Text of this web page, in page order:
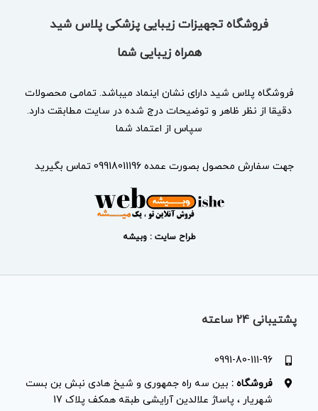
فروشگاه تجهیزات زیبایی پزشکی پلاس شید
همراه زیبایی شما
فروشگاه پلاس شید دارای نشان اینماد میباشد. تمامی محصولات
دقیقا از نظر ظاهر و توضیحات درج شده در سایت مطابقت دارد.
سپاس از اعتماد شما
جهت سفارش محصول بصورت عمده 09918011196 تماس بگیرید
طراح سایت : وبیشه
پشتیبانی 24 ساعته
0991-80-111-96
فروشگاه :بین سه راه جمهوری و شیخ هادی نبش بن بست
شهریار ، پاساژ علالدین آرایشی طبقه همکف پلاک 17